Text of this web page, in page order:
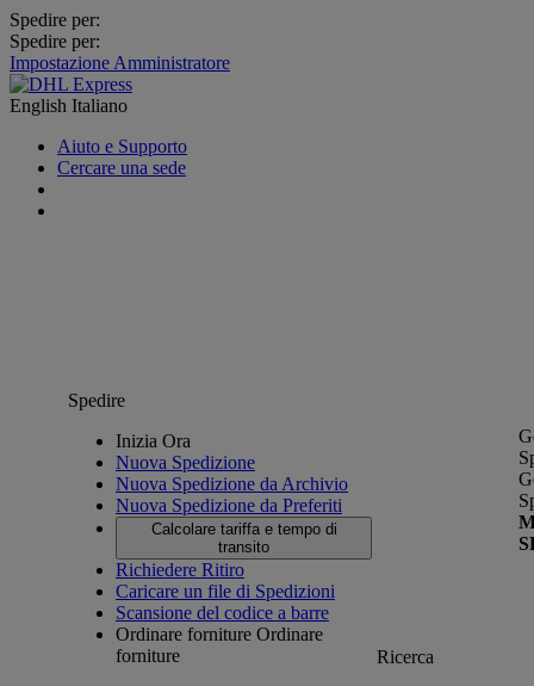
Spedire per:
Spedire per:
Impostazione Amministratore
English Italiano
Aiuto e Supporto
Cercare una sede
Spedire
Inizia Ora
Nuova Spedizione
Nuova Spedizione da Archivio
Nuova Spedizione da Preferiti
Calcolare tariffa e tempo di
transito
Richiedere Ritiro
Caricare un file di Spedizioni
Scansione del codice a barre
Ordinare forniture Ordinare
forniture
Ricerca